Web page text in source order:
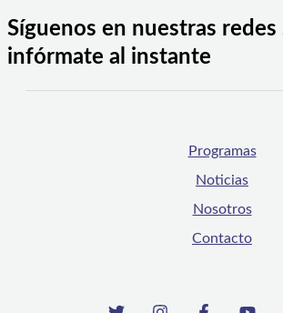
Síguenos en nuestras redes
infórmate al instante
Programas
Noticias
Nosotros
Contacto